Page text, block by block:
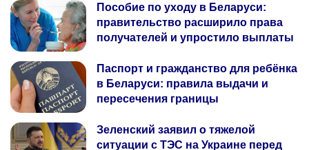
Пособие по уходу в Беларуси:
правительство расширило права
получателей и упростило выплаты
Паспорт и гражданство для ребёнка
в Беларуси: правила выдачи и
пересечения границы
Зеленский заявил о тяжелой
ситуации с ТЭС на Украине перед